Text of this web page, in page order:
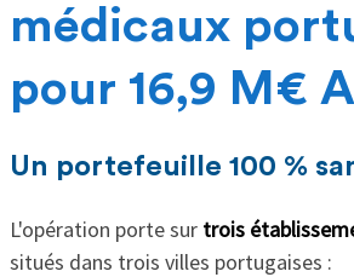
médicaux
pour 16,9 M€
Un portefeuille 100 %
L'opération porte sur trois
situés dans trois villes portugaises :